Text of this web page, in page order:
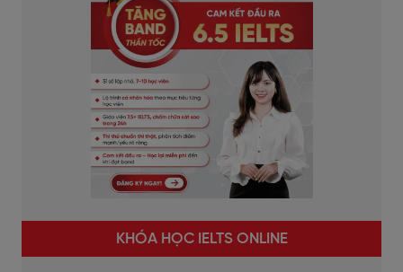
KHÓA HỌC IELTS ONLINE